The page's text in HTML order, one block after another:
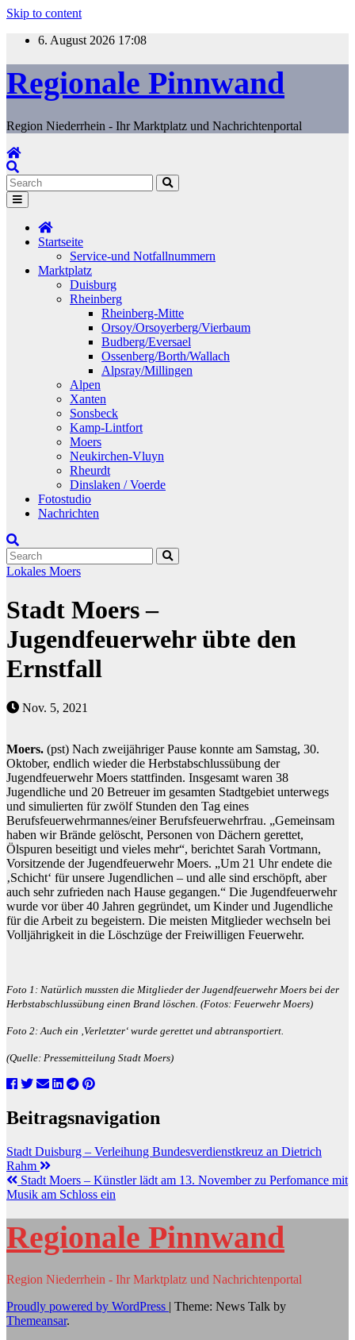
Skip to content
6. August 2026 17:08
Regionale Pinnwand
Region Niederrhein - Ihr Marktplatz und Nachrichtenportal
Startseite
Service-und Notfallnummern
Marktplatz
Duisburg
Rheinberg
Rheinberg-Mitte
Orsoy/Orsoyerberg/Vierbaum
Budberg/Eversael
Ossenberg/Borth/Wallach
Alpsray/Millingen
Alpen
Xanten
Sonsbeck
Kamp-Lintfort
Moers
Neukirchen-Vluyn
Rheurdt
Dinslaken / Voerde
Fotostudio
Nachrichten
Lokales Moers
Stadt Moers –
Jugendfeuerwehr übte den
Ernstfall
Nov. 5, 2021
Moers. (pst) Nach zweijähriger Pause konnte am Samstag, 30.
Oktober, endlich wieder die Herbstabschlussübung der
Jugendfeuerwehr Moers stattfinden. Insgesamt waren 38
Jugendliche und 20 Betreuer im gesamten Stadtgebiet unterwegs
und simulierten für zwölf Stunden den Tag eines
Berufsfeuerwehrmannes/einer Berufsfeuerwehrfrau. „Gemeinsam
haben wir Brände gelöscht, Personen von Dächern gerettet,
Ölspuren beseitigt und vieles mehr“, berichtet Sarah Vortmann,
Vorsitzende der Jugendfeuerwehr Moers. „Um 21 Uhr endete die
‚Schicht‘ für unsere Jugendlichen – und alle sind erschöpft, aber
auch sehr zufrieden nach Hause gegangen.“ Die Jugendfeuerwehr
wurde vor über 40 Jahren gegründet, um Kinder und Jugendliche
für die Arbeit zu begeistern. Die meisten Mitglieder wechseln bei
Volljährigkeit in die Löschzüge der Freiwilligen Feuerwehr.
Foto 1: Natürlich mussten die Mitglieder der Jugendfeuerwehr Moers bei der
Herbstabschlussübung einen Brand löschen. (Fotos: Feuerwehr Moers)
Foto 2: Auch ein ‚Verletzter‘ wurde gerettet und abtransportiert.
(Quelle: Pressemitteilung Stadt Moers)
Beitragsnavigation
Stadt Duisburg – Verleihung Bundesverdienstkreuz an Dietrich
Rahm
Stadt Moers – Künstler lädt am 13. November zu Perfomance mit
Musik am Schloss ein
Regionale Pinnwand
Region Niederrhein - Ihr Marktplatz und Nachrichtenportal
Proudly powered by WordPress | Theme: News Talk by
Themeansar.